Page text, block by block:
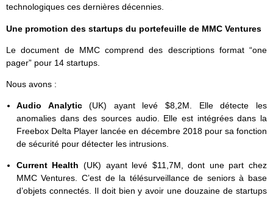
technologiques ces dernières décennies.
Une promotion des startups du portefeuille de MMC Ventures
Le document de MMC comprend des descriptions format “one
pager” pour 14 startups.
Nous avons :
Audio Analytic(UK) ayant levé $8,2M. Elle détecte les
anomalies dans des sources audio. Elle est intégrées dans la
Freebox Delta Player lancée en décembre 2018 pour sa fonction
de sécurité pour détecter les intrusions.
Current Health (UK) ayant levé $11,7M, dont une part chez
MMC Ventures. C’est de la télésurveillance de seniors à base
d’objets connectés. Il doit bien y avoir une douzaine de startups